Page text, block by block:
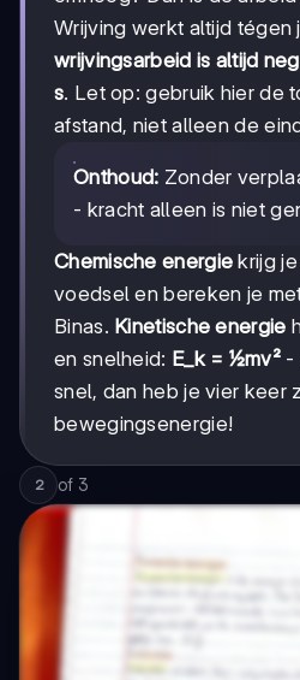
Wrijving werkt altijd tégen
wrijvingsarbeid is altijd
s. Let op: gebruik hier de
afstand, niet alleen de
Onthoud: Zonder
- kracht alleen is niet
Chemische energie krijg
voedsel en bereken je
Binas. Kinetische energie
en snelheid: E_k = ½mv²-
snel, dan heb je vier keer
bewegingsenergie!
2 of 3